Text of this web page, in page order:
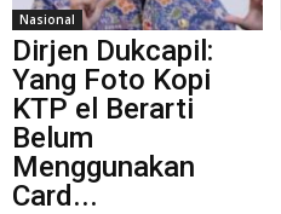
Nasional
Dirjen Dukcapil:
Yang Foto Kopi
KTP el Berarti
Belum
Menggunakan
Card...